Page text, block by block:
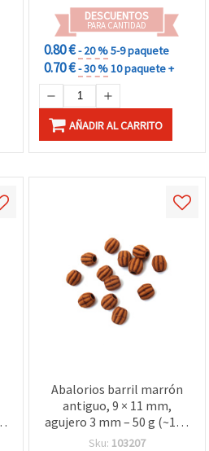
DESCUENTOS
PARA CANTIDAD
0.80 €- 20 %5-9 paquete
0.70 €- 30 %10 paquete +
AÑADIR AL CARRITO
Abalorios barril marrón
antiguo, 9 × 11 mm,
agujero 3 mm – 50 g (~140
uds)
Sku: 103207